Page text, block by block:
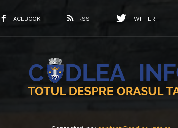
FACEBOOK RSS TWITTER